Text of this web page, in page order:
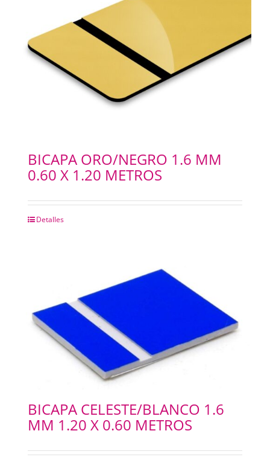
BICAPA ORO/NEGRO 1.6 MM
0.60 X 1.20 METROS
Detalles
BICAPA CELESTE/BLANCO 1.6
MM 1.20 X 0.60 METROS